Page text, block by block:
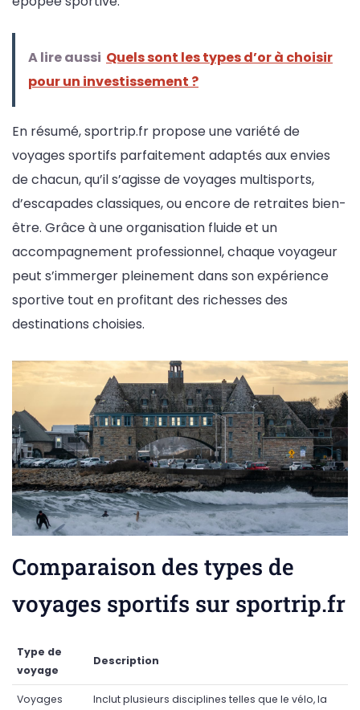
A lire aussi Quels sont les types d’or à choisir
pour un investissement ?
En résumé, sportrip.fr propose une variété de
voyages sportifs parfaitement adaptés aux envies
de chacun, qu’il s’agisse de voyages multisports,
d’escapades classiques, ou encore de retraites bien-
être. Grâce à une organisation fluide et un
accompagnement professionnel, chaque voyageur
peut s’immerger pleinement dans son expérience
sportive tout en profitant des richesses des
destinations choisies.
Comparaison des types de
voyages sportifs sur sportrip.fr
Type de
voyage
Description
Voyages
Inclut plusieurs disciplines telles que le vélo, la